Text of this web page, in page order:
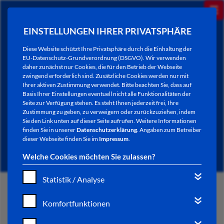
EINSTELLUNGEN IHRER PRIVATSPHÄRE
Diese Website schützt Ihre Privatsphäre durch die Einhaltung der
EU-Datenschutz-Grundverordnung (DSGVO). Wir verwenden
daher zunächst nur Cookies, die für den Betrieb der Webseite
zwingend erforderlich sind. Zusätzliche Cookies werden nur mit
Ihrer aktiven Zustimmung verwendet. Bitte beachten Sie, dass auf
Basis Ihrer Einstellungen eventuell nicht alle Funktionalitäten der
Seite zur Verfügung stehen. Es steht Ihnen jederzeit frei, Ihre
Zustimmung zu geben, zu verweigern oder zurückzuziehen, indem
Sie den Link unten auf dieser Seite aufrufen. Weitere Informationen
finden Sie in unsererDatenschutzerklärung. Angaben zum Betreiber
dieser Webseite finden Sie im Impressum.
Welche Cookies möchten Sie zulassen?
Statistik / Analyse
Komfortfunktionen
NEWSLETTER / CITY LETTER
START